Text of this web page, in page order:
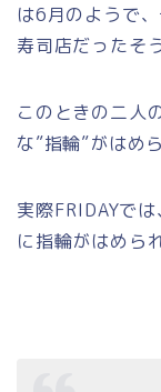
は6月のようで
寿司店だったそ
このときの二人
な”指輪”がはめ
実際FRIDAYで
に指輪がはめら